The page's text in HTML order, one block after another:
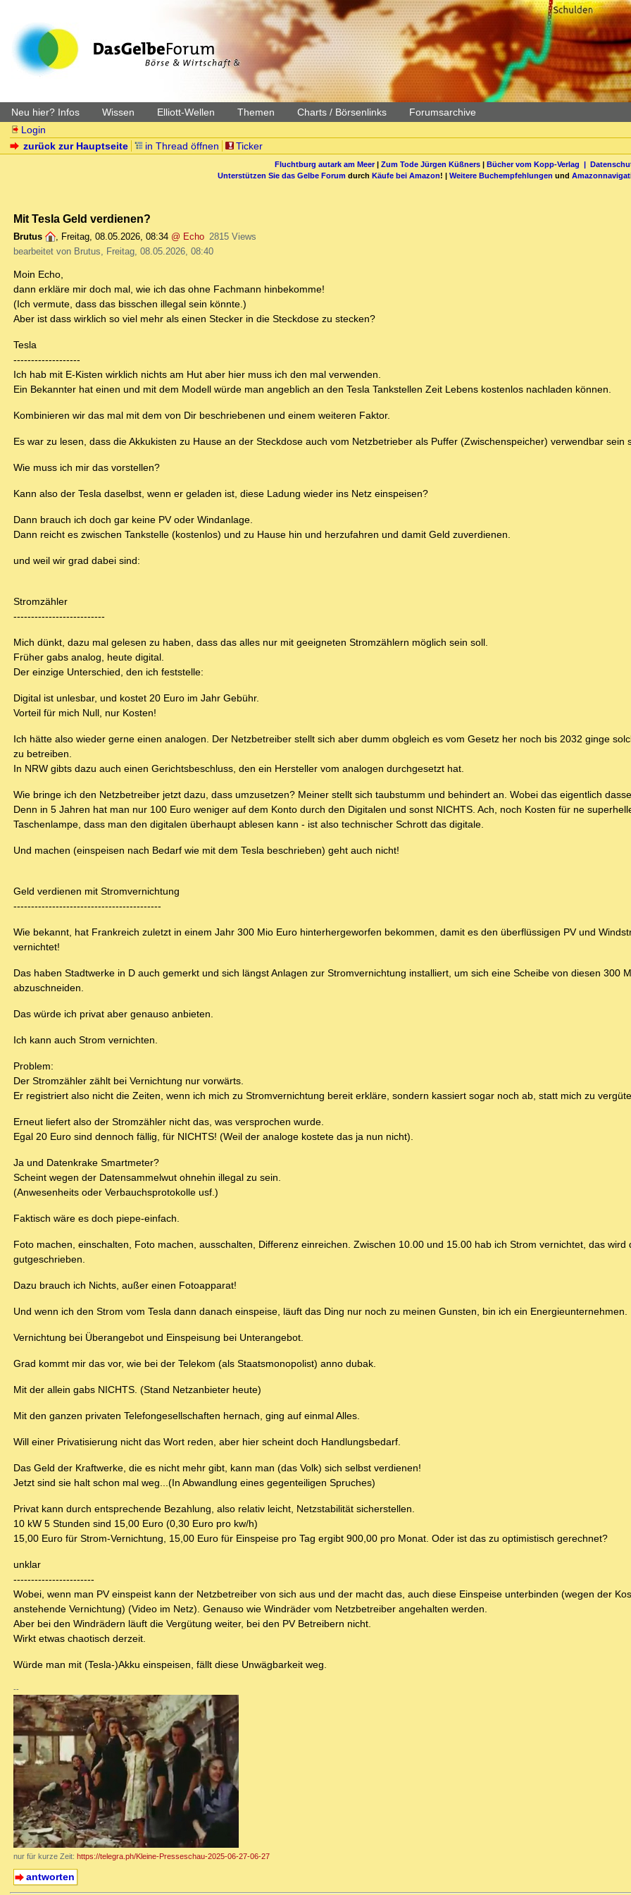
Neu hier? Infos Wissen Elliott-Wellen Themen Charts / Börsenlinks Forumsarchive
Login
zurück zur Hauptseite
in Thread öffnen Ticker
Fluchtburg autark am Meer| Zum Tode Jürgen Küßners| Bücher vom Kopp-Verlag |
Unterstützen Sie das Gelbe Forum durch Käufe bei Amazon! | Weitere Buchempfehlungen und
Mit Tesla Geld verdienen?
Brutus , Freitag, 08.05.2026, 08:34 @ Echo 2815 Views
bearbeitet von Brutus, Freitag, 08.05.2026, 08:40
Moin Echo,
dann erkläre mir doch mal, wie ich das ohne Fachmann hinbekomme!
(Ich vermute, dass das bisschen illegal sein könnte.)
Aber ist dass wirklich so viel mehr als einen Stecker in die Steckdose zu stecken?
Tesla
-------------------
Ich hab mit E-Kisten wirklich nichts am Hut aber hier muss ich den mal verwenden.
Ein Bekannter hat einen und mit dem Modell würde man angeblich an den Tesla Tankstellen Zeit Lebens kostenlos nachladen können.
Kombinieren wir das mal mit dem von Dir beschriebenen und einem weiteren Faktor.
Es war zu lesen, dass die Akkukisten zu Hause an der Steckdose auch vom Netzbetrieber als Puffer (Zwischenspeicher) verwendbar sein
Wie muss ich mir das vorstellen?
Kann also der Tesla daselbst, wenn er geladen ist, diese Ladung wieder ins Netz einspeisen?
Dann brauch ich doch gar keine PV oder Windanlage.
Dann reicht es zwischen Tankstelle (kostenlos) und zu Hause hin und herzufahren und damit Geld zuverdienen.
und weil wir grad dabei sind:
Stromzähler
--------------------------
Mich dünkt, dazu mal gelesen zu haben, dass das alles nur mit geeigneten Stromzählern möglich sein soll.
Früher gabs analog, heute digital.
Der einzige Unterschied, den ich feststelle:
Digital ist unlesbar, und kostet 20 Euro im Jahr Gebühr.
Vorteil für mich Null, nur Kosten!
Ich hätte also wieder gerne einen analogen. Der Netzbetreiber stellt sich aber dumm obgleich es vom Gesetz her noch bis 2032 ginge
zu betreiben.
In NRW gibts dazu auch einen Gerichtsbeschluss, den ein Hersteller vom analogen durchgesetzt hat.
Wie bringe ich den Netzbetreiber jetzt dazu, dass umzusetzen? Meiner stellt sich taubstumm und behindert an. Wobei das eigentlich
Denn in 5 Jahren hat man nur 100 Euro weniger auf dem Konto durch den Digitalen und sonst NICHTS. Ach, noch Kosten für ne
Taschenlampe, dass man den digitalen überhaupt ablesen kann - ist also technischer Schrott das digitale.
Und machen (einspeisen nach Bedarf wie mit dem Tesla beschrieben) geht auch nicht!
Geld verdienen mit Stromvernichtung
------------------------------------------
Wie bekannt, hat Frankreich zuletzt in einem Jahr 300 Mio Euro hinterhergeworfen bekommen, damit es den überflüssigen PV und
vernichtet!
Das haben Stadtwerke in D auch gemerkt und sich längst Anlagen zur Stromvernichtung installiert, um sich eine Scheibe von diesen 300
abzuschneiden.
Das würde ich privat aber genauso anbieten.
Ich kann auch Strom vernichten.
Problem:
Der Stromzähler zählt bei Vernichtung nur vorwärts.
Er registriert also nicht die Zeiten, wenn ich mich zu Stromvernichtung bereit erkläre, sondern kassiert sogar noch ab, statt mich zu
Erneut liefert also der Stromzähler nicht das, was versprochen wurde.
Egal 20 Euro sind dennoch fällig, für NICHTS! (Weil der analoge kostete das ja nun nicht).
Ja und Datenkrake Smartmeter?
Scheint wegen der Datensammelwut ohnehin illegal zu sein.
(Anwesenheits oder Verbauchsprotokolle usf.)
Faktisch wäre es doch piepe-einfach.
Foto machen, einschalten, Foto machen, ausschalten, Differenz einreichen. Zwischen 10.00 und 15.00 hab ich Strom vernichtet, das wird
gutgeschrieben.
Dazu brauch ich Nichts, außer einen Fotoapparat!
Und wenn ich den Strom vom Tesla dann danach einspeise, läuft das Ding nur noch zu meinen Gunsten, bin ich ein Energieunternehmen.
Vernichtung bei Überangebot und Einspeisung bei Unterangebot.
Grad kommt mir das vor, wie bei der Telekom (als Staatsmonopolist) anno dubak.
Mit der allein gabs NICHTS. (Stand Netzanbieter heute)
Mit den ganzen privaten Telefongesellschaften hernach, ging auf einmal Alles.
Will einer Privatisierung nicht das Wort reden, aber hier scheint doch Handlungsbedarf.
Das Geld der Kraftwerke, die es nicht mehr gibt, kann man (das Volk) sich selbst verdienen!
Jetzt sind sie halt schon mal weg...(In Abwandlung eines gegenteiligen Spruches)
Privat kann durch entsprechende Bezahlung, also relativ leicht, Netzstabilität sicherstellen.
10 kW 5 Stunden sind 15,00 Euro (0,30 Euro pro kw/h)
15,00 Euro für Strom-Vernichtung, 15,00 Euro für Einspeise pro Tag ergibt 900,00 pro Monat. Oder ist das zu optimistisch gerechnet?
unklar
-----------------------
Wobei, wenn man PV einspeist kann der Netzbetreiber von sich aus und der macht das, auch diese Einspeise unterbinden (wegen der
anstehende Vernichtung) (Video im Netz). Genauso wie Windräder vom Netzbetreiber angehalten werden.
Aber bei den Windrädern läuft die Vergütung weiter, bei den PV Betreibern nicht.
Wirkt etwas chaotisch derzeit.
Würde man mit (Tesla-)Akku einspeisen, fällt diese Unwägbarkeit weg.
--
nur für kurze Zeit: https://telegra.ph/Kleine-Presseschau-2025-06-27-06-27
antworten